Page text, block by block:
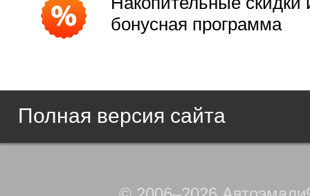
бонусная программа
Полная версия сайта